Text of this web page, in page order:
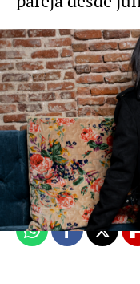
Mariam
Madrid
Publicado: 16
WhatsappFacebook
X